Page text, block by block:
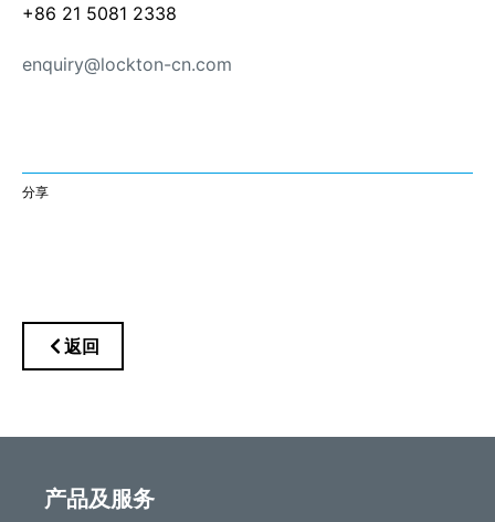
+86 21 5081 2338
enquiry@lockton-cn.com
分享
返回
产品及服务